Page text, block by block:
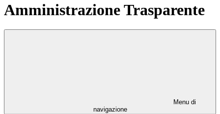
Amministrazione Trasparente
Menu di
navigazione